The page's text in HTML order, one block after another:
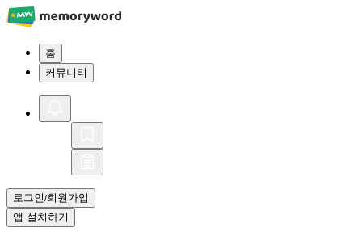
홈
커뮤니티
로그인/회원가입
앱 설치하기